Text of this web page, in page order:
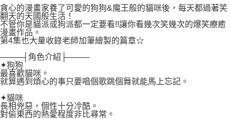
４．使用「AFTEE先享後付」時，將依據個別帳號之用戶狀況，依本公司即
時審查核予不同之上限額度；若仍有額度不足之情形，本公司將視審查結果
請求用戶進行身份認證。
５．嚴禁一人註冊多個帳號或使用他人資訊註冊。若發現惡意使用之情形，
恩沛科技股份有限公司將有權停止該用戶之使用額度並採取法律行動。
國家/地區配送 查看運費
貪心的漫畫家養了可愛的狗狗&魔王般的貓咪後，每天都過著笑
翻天的天國般生活！
不管你是貓派或狗派都一定要看!!讓你看幾次笑幾次的爆笑療癒
漫畫作品。
第4集也大量收錄老師加筆繪製的篇章☆
────┤角色介紹├────
✦狗狗
最喜歡貓咪。
就算遇到煩心的事只要唱個歌跳個舞就能馬上忘記。
✦貓咪
長相兇惡，個性十分冷酷。
對偷東西的熱愛程度非比尋常。